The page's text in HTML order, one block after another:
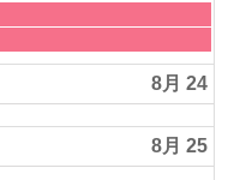
8月 24
8月 25